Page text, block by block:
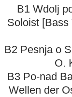
B1 Wdolj
Soloist [Bass
B2 Pesnja o
O.
B3 Po-nad
Wellen der